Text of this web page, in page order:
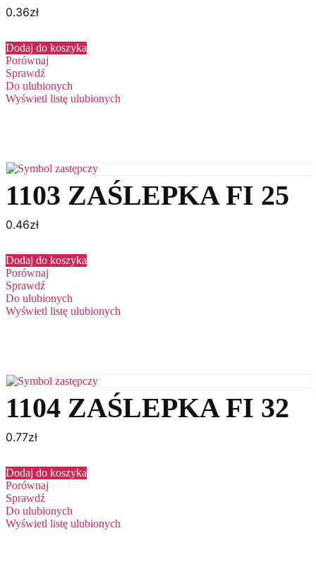
0.36zł
Dodaj do koszyka
Porównaj
Sprawdź
Do ulubionych
Wyświetl listę ulubionych
1103 ZAŚLEPKA FI 25
0.46zł
Dodaj do koszyka
Porównaj
Sprawdź
Do ulubionych
Wyświetl listę ulubionych
1104 ZAŚLEPKA FI 32
0.77zł
Dodaj do koszyka
Porównaj
Sprawdź
Do ulubionych
Wyświetl listę ulubionych